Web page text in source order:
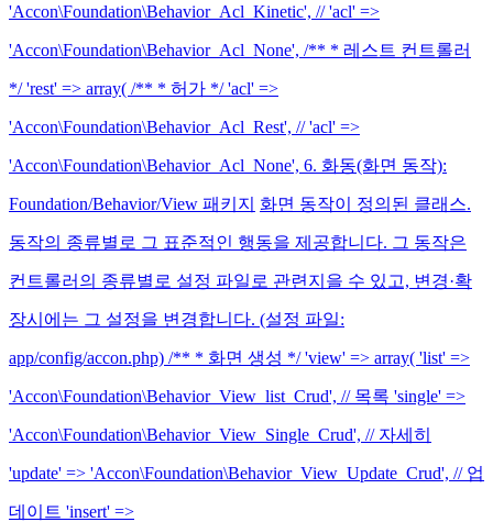
'Accon\Foundation\Behavior_Acl_Kinetic', // 'acl' =>
'Accon\Foundation\Behavior_Acl_None', /** * 레스트 컨트롤러
*/ 'rest' => array( /** * 허가 */ 'acl' =>
'Accon\Foundation\Behavior_Acl_Rest', // 'acl' =>
'Accon\Foundation\Behavior_Acl_None', 6. 화동(화면 동작):
Foundation/Behavior/View 패키지 화면 동작이 정의된 클래스.
동작의 종류별로 그 표준적인 행동을 제공합니다. 그 동작은
컨트롤러의 종류별로 설정 파일로 관련지을 수 있고, 변경·확
장시에는 그 설정을 변경합니다. (설정 파일:
app/config/accon.php) /** * 화면 생성 */ 'view' => array( 'list' =>
'Accon\Foundation\Behavior_View_list_Crud', // 목록 'single' =>
'Accon\Foundation\Behavior_View_Single_Crud', // 자세히
'update' => 'Accon\Foundation\Behavior_View_Update_Crud', // 업
데이트 'insert' =>